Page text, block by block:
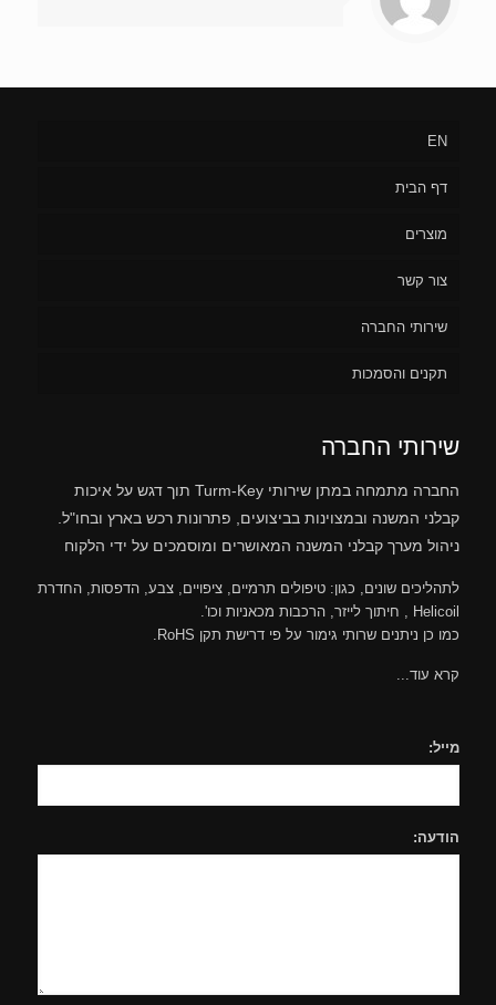
EN
דף הבית
מוצרים
צור קשר
שירותי החברה
תקנים והסמכות
שירותי החברה
החברה מתמחה במתן שירותי Turm-Key תוך דגש על איכות
קבלני המשנה ובמצוינות בביצועים, פתרונות רכש בארץ ובחו"ל.
ניהול מערך קבלני המשנה המאושרים ומוסמכים על ידי הלקוח
לתהליכים שונים, כגון: טיפולים תרמיים, ציפויים, צבע, הדפסות, החדרת
Helicoil , חיתוך לייזר, הרכבות מכאניות וכו'.
כמו כן ניתנים שרותי גימור על פי דרישת תקן RoHS.
קרא עוד...
מייל:
הודעה: